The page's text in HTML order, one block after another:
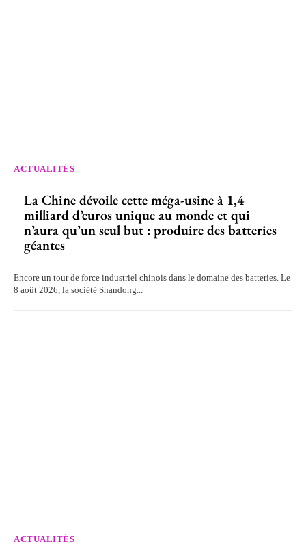
ACTUALITÉS
La Chine dévoile cette méga-usine à 1,4
milliard d’euros unique au monde et qui
n’aura qu’un seul but : produire des batteries
géantes
Encore un tour de force industriel chinois dans le domaine des batteries. Le
8 août 2026, la société Shandong...
ACTUALITÉS